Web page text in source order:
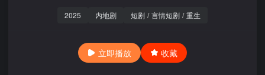
2025 内地剧 短剧 / 言情短剧 / 重生
立即播放 收藏